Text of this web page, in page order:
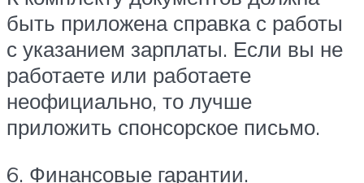
быть приложена справка с работы
с указанием зарплаты. Если вы не
работаете или работаете
неофициально, то лучше
приложить спонсорское письмо.
6. Финансовые гарантии.